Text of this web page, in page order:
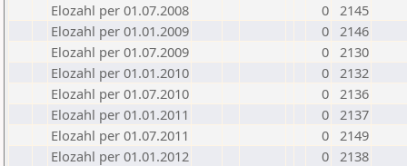
Elozahl per 01.07.2008
0 2145
Elozahl per 01.01.2009
0 2146
Elozahl per 01.07.2009
0 2130
Elozahl per 01.01.2010
0 2132
Elozahl per 01.07.2010
0 2136
Elozahl per 01.01.2011
0 2137
Elozahl per 01.07.2011
0 2149
Elozahl per 01.01.2012
0 2138